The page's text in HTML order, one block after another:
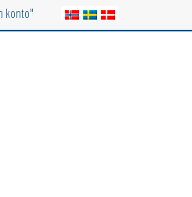
konto"